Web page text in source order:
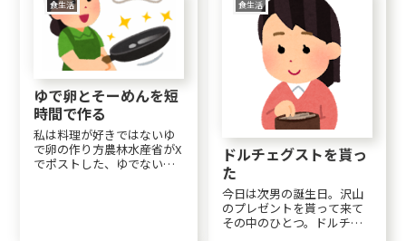
でも美味しいのはヤッパ一
年後かなぁ。10年ぐらいた
つとメチャメチャお...
食生活
ゆで卵とそーめんを短
時間で作る
私は料理が好きではないゆ
で卵の作り方農林水産省がX
でポストした、ゆでないゆ
食生活
ドルチェグストを貰っ
た
今日は次男の誕生日。沢山
のプレゼントを貰って来て
その中のひとつ。ドルチェ